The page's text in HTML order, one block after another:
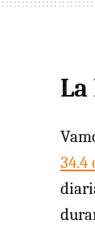
34.4